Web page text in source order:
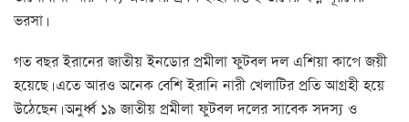
ভরসা।
গত বছর ইরানের জাতীয় ইনডোর প্রমীলা ফুটবল দল এশিয়া কাপে জয়ী
হয়েছে। এতে আরও অনেক বেশি ইরানি নারী খেলাটির প্রতি আগ্রহী হয়ে
উঠেছেন। অনুর্ধ্ব ১৯ জাতীয় প্রমীলা ফুটবল দলের সাবেক সদস্য ও